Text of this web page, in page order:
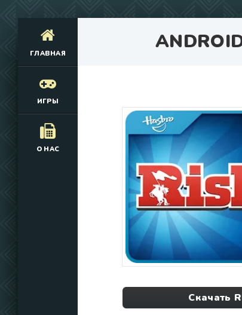
ГЛАВНАЯ
ИГРЫ
О НАС
Скачать